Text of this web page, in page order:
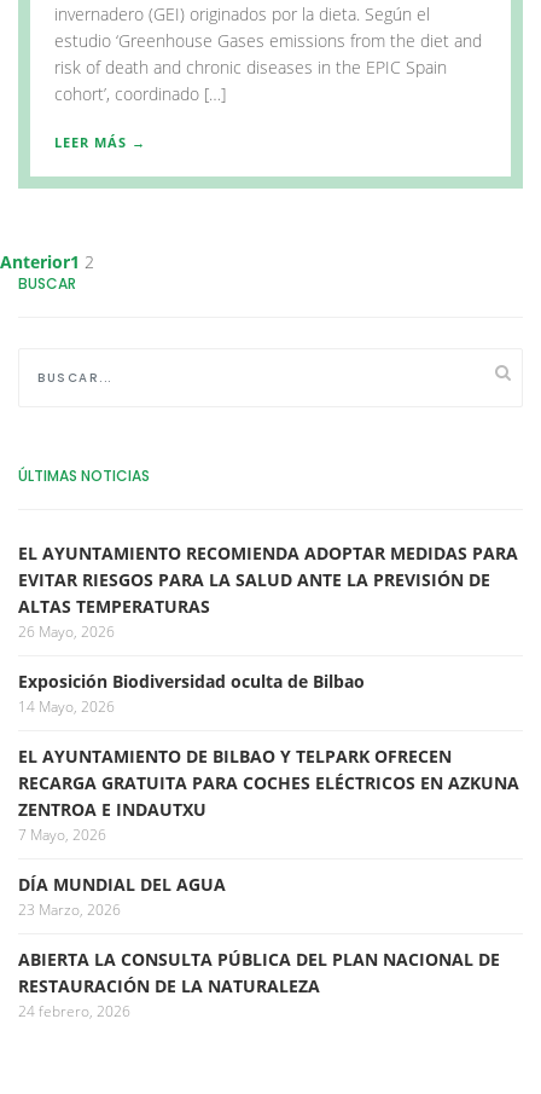
invernadero (GEI) originados por la dieta. Según el
estudio ‘Greenhouse Gases emissions from the diet and
risk of death and chronic diseases in the EPIC Spain
cohort’, coordinado […]
LEER MÁS →
Navegación
de
AnteriorPagina
1 Pagina
2
BUSCAR
ÚLTIMAS NOTICIAS
EL AYUNTAMIENTO RECOMIENDA ADOPTAR MEDIDAS PARA
EVITAR RIESGOS PARA LA SALUD ANTE LA PREVISIÓN DE
ALTAS TEMPERATURAS
26 Mayo, 2026
Exposición Biodiversidad oculta de Bilbao
14 Mayo, 2026
EL AYUNTAMIENTO DE BILBAO Y TELPARK OFRECEN
RECARGA GRATUITA PARA COCHES ELÉCTRICOS EN AZKUNA
ZENTROA E INDAUTXU
7 Mayo, 2026
DÍA MUNDIAL DEL AGUA
23 Marzo, 2026
ABIERTA LA CONSULTA PÚBLICA DEL PLAN NACIONAL DE
RESTAURACIÓN DE LA NATURALEZA
24 febrero, 2026